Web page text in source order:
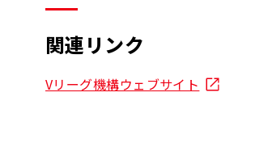
関連リンク
Vリーグ機構ウェブサイト